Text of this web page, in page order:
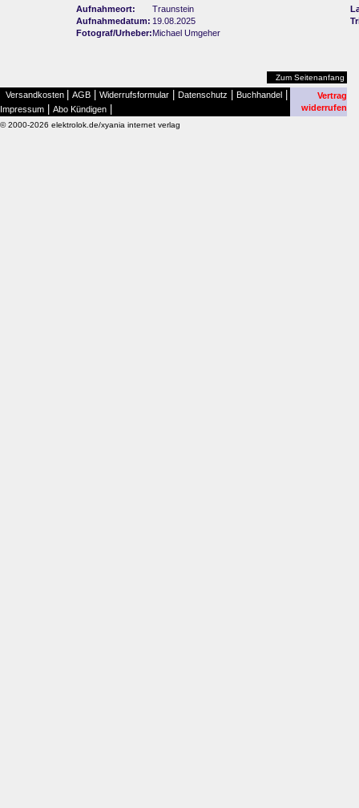
Aufnahmeort:
Traunstein
Aufnahmedatum: 19.08.2025
Fotograf/Urheber:Michael Umgeher
Zum Seitenanfang
Versandkosten AGB Widerrufsformular Datenschutz Buchhandel
Impressum Abo Kündigen
Vertrag
widerrufen
© 2000-2026 elektrolok.de/xyania internet verlag